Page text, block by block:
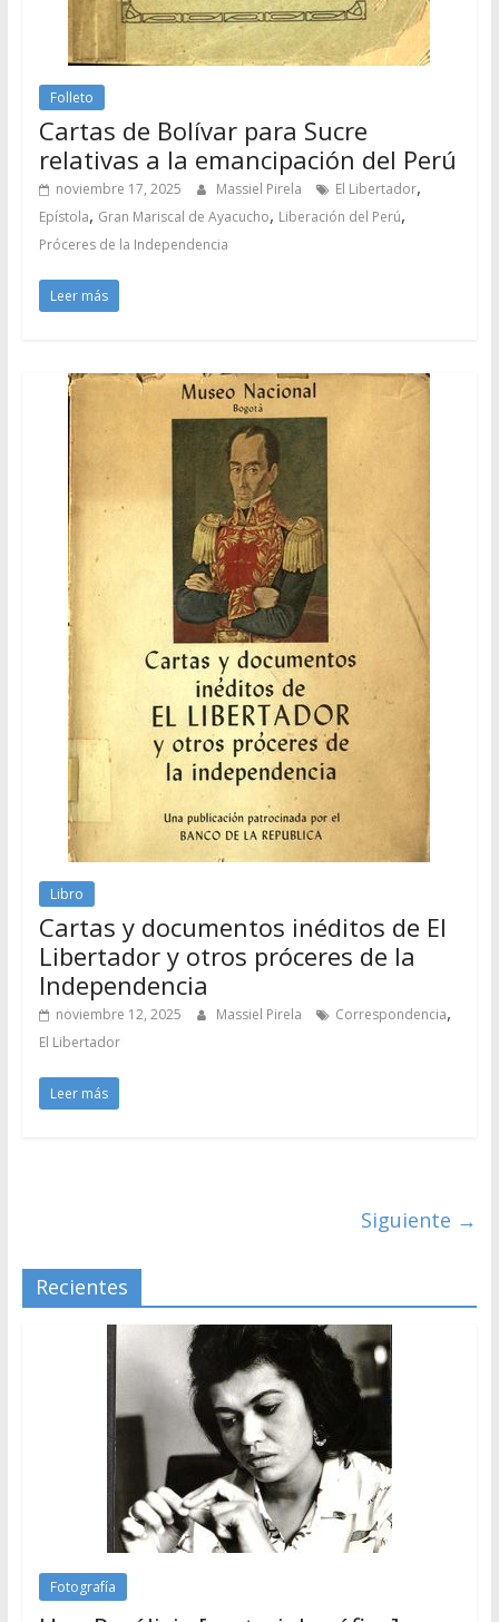
Folleto
Cartas de Bolívar para Sucre
relativas a la emancipación del Perú
noviembre 17, 2025 Massiel Pirela El Libertador,
Epístola, Gran Mariscal de Ayacucho, Liberación del Perú,
Próceres de la Independencia
Leer más
Libro
Cartas y documentos inéditos de El
Libertador y otros próceres de la
Independencia
noviembre 12, 2025 Massiel Pirela Correspondencia,
El Libertador
Leer más
Siguiente →
Recientes
Fotografía